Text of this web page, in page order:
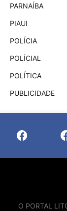
PARNAÍBA
PIAUI
POLÍCIA
POLÍCIAL
POLÍTICA
PUBLICIDADE
O PORTAL